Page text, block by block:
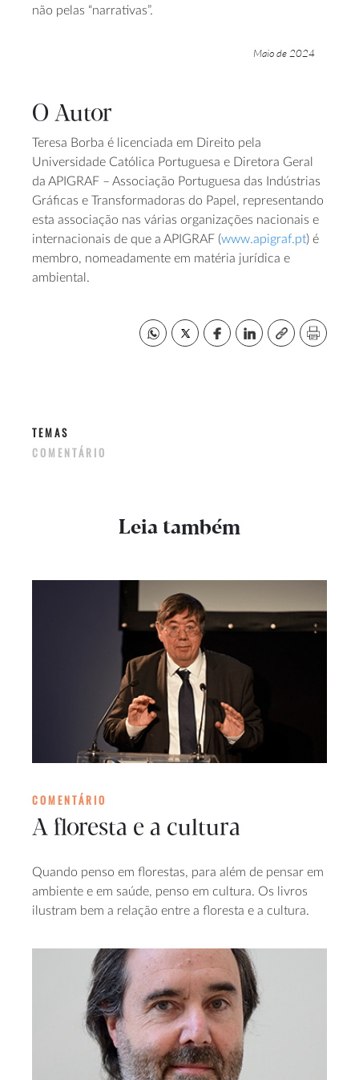
não pelas “narrativas”.
Maio de 2024
O Autor
Teresa Borba é licenciada em Direito pela
Universidade Católica Portuguesa e Diretora Geral
da APIGRAF – Associação Portuguesa das Indústrias
Gráficas e Transformadoras do Papel, representando
esta associação nas várias organizações nacionais e
internacionais de que a APIGRAF (www.apigraf.pt) é
membro, nomeadamente em matéria jurídica e
ambiental.
TEMAS
COMENTÁRIO
Leia também
COMENTÁRIO
A floresta e a cultura
Quando penso em florestas, para além de pensar em
ambiente e em saúde, penso em cultura. Os livros
ilustram bem a relação entre a floresta e a cultura.